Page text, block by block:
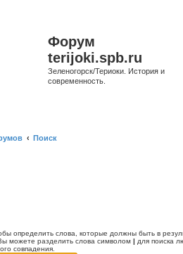
Форум
terijoki.spb.ru
Зеленогорск/Териоки. История и
современность.
Поиск
определить слова, которые должны быть в
можете разделить слова символом | для поиска
совпадения.